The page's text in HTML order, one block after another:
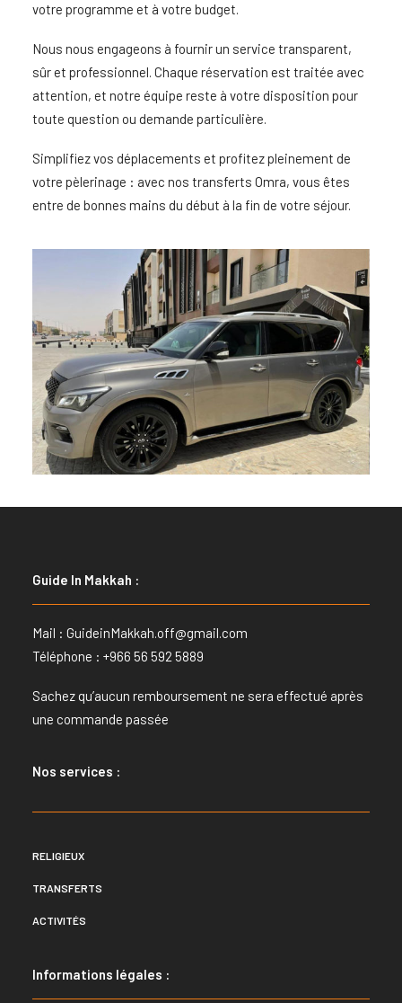
votre programme et à votre budget.
Nous nous engageons à fournir un service transparent,
sûr et professionnel. Chaque réservation est traitée avec
attention, et notre équipe reste à votre disposition pour
toute question ou demande particulière.
Simplifiez vos déplacements et profitez pleinement de
votre pèlerinage : avec nos transferts Omra, vous êtes
entre de bonnes mains du début à la fin de votre séjour.
Guide In Makkah :
Mail : GuideinMakkah.off@gmail.com
Téléphone : +966 56 592 5889
Sachez qu’aucun remboursement ne sera effectué après
une commande passée
Nos services :
RELIGIEUX
TRANSFERTS
ACTIVITÉS
Informations légales :